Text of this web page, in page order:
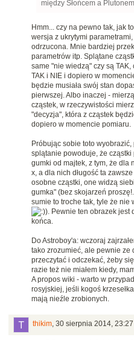
między Słońcem a
Hmm... czy na pewno tak, jak
wersja z ukrytymi
odrzucona. Mnie bardziej
parametrów itp. Splątane
same "nie wiedzą" czy są
TAK i NIE i dopiero w
będzie musiała swój stan
pierwszej. Albo inaczej -
cząstek, w rzeczywistości
"decyzja", która z cząstek
dopiero w momencie pomiaru.
Próbując sobie toto
splątanie powoduje, że cząstki
gumki od majtek, z tym, że dla
x, a dla nich długość ta
osobne cząstki, one widzą
gumka" (bez skojarzeń
sumie to troche tak, tyle że nie
). Pewnie ten obrazek jest
końca.
Do Astroboy'a: wczoraj
tako zrozumieć, ale pewnie ze
przeczytać i odczekać, żeby
razie też nie miałem kiedy,
A propos wiki - warto w
rosyjskiej, jeśli kogoś
mają nieźle zrobionych.
thikim, 30 sierpnia 2014, 23:27